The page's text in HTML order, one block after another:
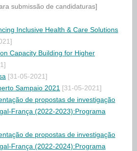
submissão de candidaturas]
Inclusive Health & Care Solutions
Capacity Building for Higher
[31-05-2021]
Sampaio 2021 [31-05-2021]
de propostas de investigação
França (2022-2023):Programa
de propostas de investigação
França (2022-2024):Programa